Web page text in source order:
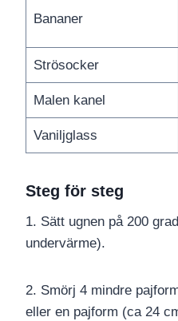
Bananer
Strösocker
Malen kanel
Vaniljglass
Steg för steg
1. Sätt ugnen på 200
undervärme).
2. Smörj 4 mindre
eller en pajform (ca 24